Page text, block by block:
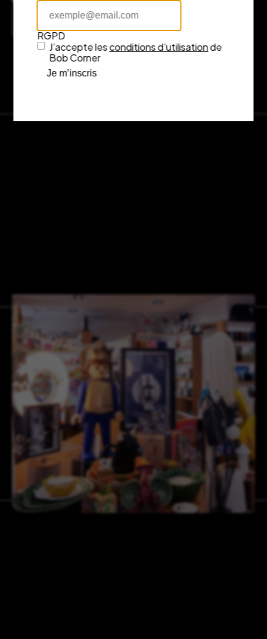
Consulter l’itinéraire sur Google Maps
RGPD
J’accepte lesconditions d’utilisationde
Bob Corner
Je m’inscris